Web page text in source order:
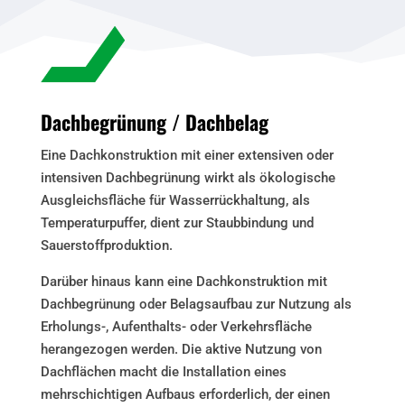
Dachbegrünung / Dachbelag
Eine Dachkonstruktion mit einer extensiven oder
intensiven Dachbegrünung wirkt als ökologische
Ausgleichsfläche für Wasserrückhaltung, als
Temperaturpuffer, dient zur Staubbindung und
Sauerstoffproduktion.
Darüber hinaus kann eine Dachkonstruktion mit
Dachbegrünung oder Belagsaufbau zur Nutzung als
Erholungs-, Aufenthalts- oder Verkehrsfläche
herangezogen werden. Die aktive Nutzung von
Dachflächen macht die Installation eines
mehrschichtigen Aufbaus erforderlich, der einen